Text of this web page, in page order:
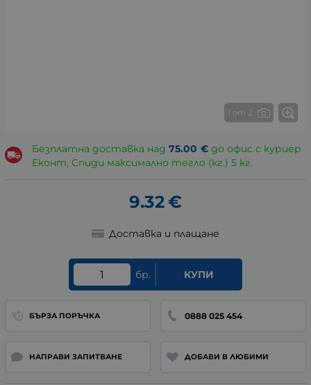
1 от 2
Безплатна доставка над 75.00 €до офис с куриер
Еконт, Спиди максимално тегло (кг.) 5 кг.
9.32€
Доставка и плащане
бр. КУПИ
БЪРЗА ПОРЪЧКА 0888 025 454
НАПРАВИ ЗАПИТВАНЕ ДОБАВИ В ЛЮБИМИ